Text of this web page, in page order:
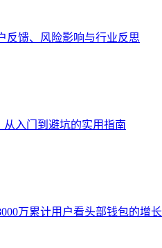
反馈、风险影响与行业反思
从入门到避坑的实用指南
万累计用户看头部钱包的增